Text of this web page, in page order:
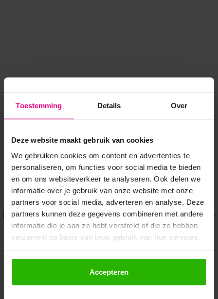
Toestemming Details Over
Deze website maakt gebruik van cookies
We gebruiken cookies om content en advertenties te
personaliseren, om functies voor social media te bieden
en om ons websiteverkeer te analyseren. Ook delen we
informatie over je gebruik van onze website met onze
partners voor social media, adverteren en analyse. Deze
partners kunnen deze gegevens combineren met andere
informatie die je aan ze hebt verstrekt of die ze hebben
verzameld op basis van jouw gebruik van hun services.
Als je op "Accepteer" klikt, dan geef je Voordeeluitjes.nl
toestemming om cookies voor social media en
gepersonaliseerde advertenties te plaatsen.
Accepteren
Application error: a client-side exception has occurred while
loadingwww.voordeeluitjes.nl (see the browser console for more
information).